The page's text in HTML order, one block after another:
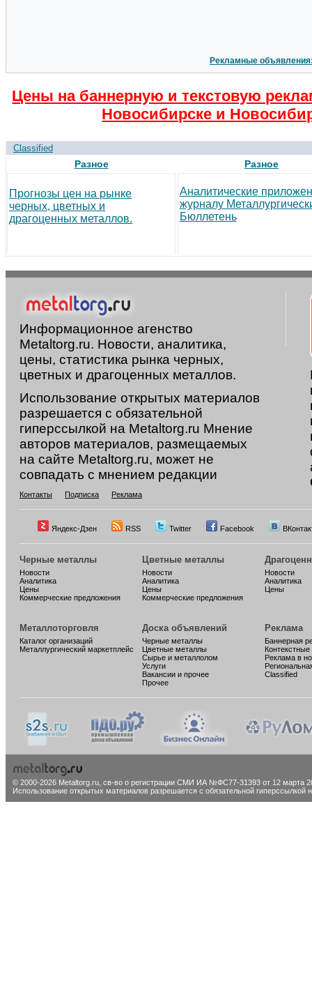
Рекламные
Цены на баннерную и текстовую
Новосибирске и
Classified
Разное
Прогнозы цен на рынке
черных, цветных и
драгоценных металлов.
Разное
Аналитические
журналу
Бюллетень
Информационное агенство
Metaltorg.ru. Новости, аналитика,
цены, статистика рынка черных,
цветных и драгоценных металлов.
Использование открытых материалов
разрешается с обязательной
гиперссылкой на Metaltorg.ru Мнение
авторов материалов, размещаемых
на сайте Metaltorg.ru, может не
совпадать с мнением редакции
Контакты Подписка Реклама
Яндекс-Дзен RSS Twitter Facebook
Черные металлы
Новости
Аналитика
Цены
Коммерческие предложения
Цветные металлы
Новости
Аналитика
Цены
Коммерческие предложения
Новости
Аналитика
Цены
Металлоторговля
Каталог организаций
Металлургический маркетплейс
Доска объявлений
Черные металлы
Цветные металлы
Сырье и металлолом
Услуги
Вакансии и прочее
Прочее
Реклама
Баннерная
Реклама в
Classified
© 2000-2026 Metaltorg.ru, св-во о регистрации СМИ ИА №ФС77-31393 от 12 марта
Использование открытых материалов разрешается с обязательной гиперссылкой